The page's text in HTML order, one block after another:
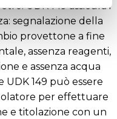
UDK 149 assicura i
segnalazione della
provettone a fine
assenza reagenti,
e assenza acqua
149 può essere
per effettuare
e titolazione con un